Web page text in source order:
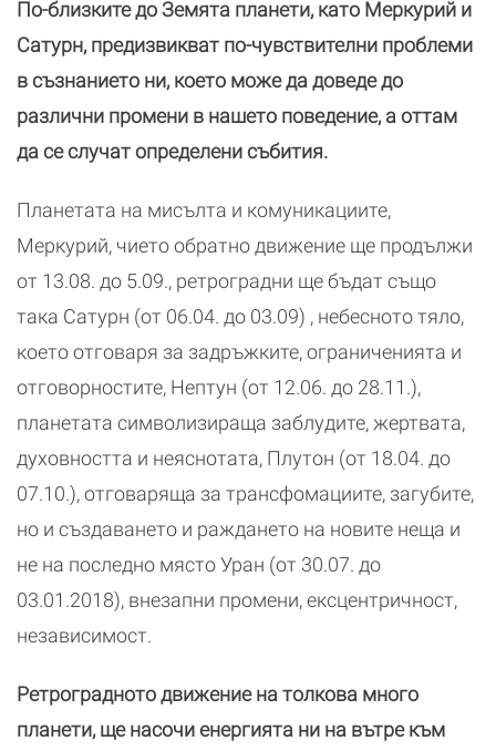
По-близките до Земята планети, като Меркурий и
Сатурн, предизвикват по-чувствителни проблеми
в съзнанието ни, което може да доведе до
различни промени в нашето поведение, а оттам
да се случат определени събития.
Планетата на мисълта и комуникациите,
Меркурий, чието обратно движение ще продължи
от 13.08. до 5.09., ретроградни ще бъдат също
така Сатурн (oт 06.04. до 03.09) , небесното тяло,
което отговаря за задръжките, ограниченията и
отговорностите, Нептун (от 12.06. до 28.11.),
планетата символизираща заблудите, жертвата,
духовността и неяснотата, Плутон (от 18.04. до
07.10.), отговаряща за трансфомациите, загубите,
но и създаването и раждането на новите неща и
не на последно място Уран (от 30.07. до
03.01.2018), внезапни промени, ексцентричност,
независимост.
Ретроградното движение на толкова много
планети, ще насочи енергията ни на вътре към